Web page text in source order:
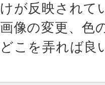
けが反映されて
画像の変更、色
どこを弄れば良